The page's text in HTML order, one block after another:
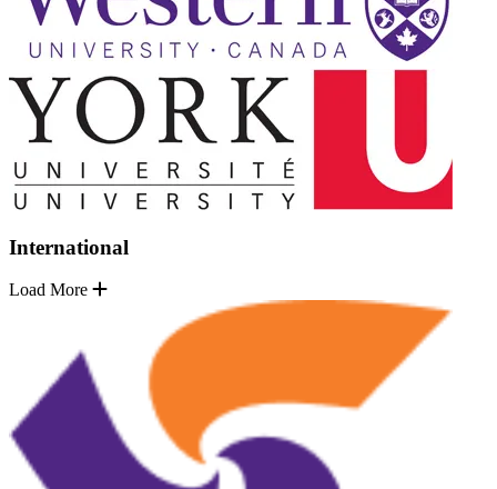
International
Load More